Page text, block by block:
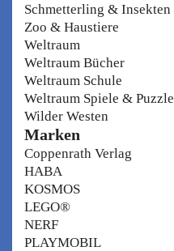
Schmetterling & Insekten
Zoo & Haustiere
Weltraum
Weltraum Bücher
Weltraum Schule
Weltraum Spiele & Puzzle
Wilder Westen
Marken
Coppenrath Verlag
HABA
KOSMOS
LEGO®
NERF
PLAYMOBIL